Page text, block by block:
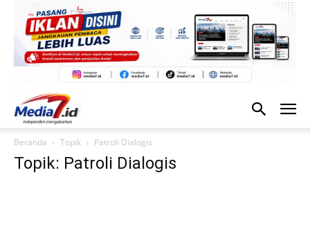
Beranda Topik Patroli Dialogis
Topik: Patroli Dialogis